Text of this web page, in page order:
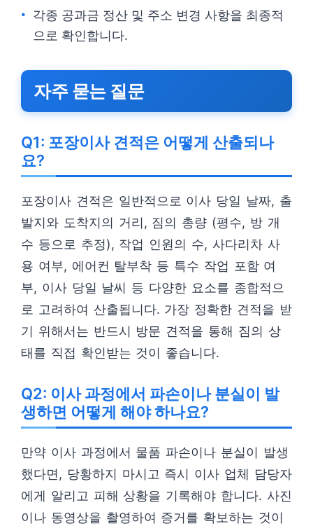
각종 공과금 정산 및 주소 변경 사항을 최종적
으로 확인합니다.
자주 묻는 질문
Q1: 포장이사 견적은 어떻게 산출되나
요?
포장이사 견적은 일반적으로 이사 당일 날짜, 출
발지와 도착지의 거리, 짐의 총량 (평수, 방 개
수 등으로 추정), 작업 인원의 수, 사다리차 사
용 여부, 에어컨 탈부착 등 특수 작업 포함 여
부, 이사 당일 날씨 등 다양한 요소를 종합적으
로 고려하여 산출됩니다. 가장 정확한 견적을 받
기 위해서는 반드시 방문 견적을 통해 짐의 상
태를 직접 확인받는 것이 좋습니다.
Q2: 이사 과정에서 파손이나 분실이 발
생하면 어떻게 해야 하나요?
만약 이사 과정에서 물품 파손이나 분실이 발생
했다면, 당황하지 마시고 즉시 이사 업체 담당자
에게 알리고 피해 상황을 기록해야 합니다. 사진
이나 동영상을 촬영하여 증거를 확보하는 것이